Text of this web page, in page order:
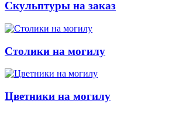
Скульптуры на заказ
Столики на могилу
Цветники на могилу